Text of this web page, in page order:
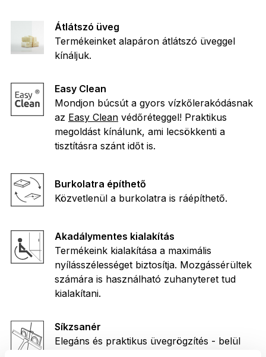
Átlátszó üveg
Termékeinket alapáron átlátszó üveggel
kínáljuk.
Easy Clean
Mondjon búcsút a gyors vízkőlerakódásnak
az Easy Clean védőréteggel! Praktikus
megoldást kínálunk, ami lecsökkenti a
tisztításra szánt időt is.
Burkolatra építhető
Közvetlenül a burkolatra is ráépíthető.
Akadálymentes kialakítás
Termékeink kialakítása a maximális
nyílásszélességet biztosítja. Mozgássérültek
számára is használható zuhanyteret tud
kialakítani.
Síkzsanér
Elegáns és praktikus üvegrögzítés - belül